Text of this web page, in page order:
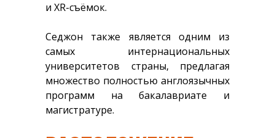
и XR-съёмок.
Седжон также является одним из
самых интернациональных
университетов страны, предлагая
множество полностью англоязычных
программ на бакалавриате и
магистратуре.